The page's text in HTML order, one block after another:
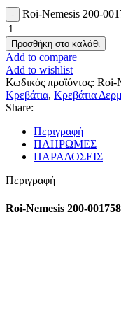
Roi-Nemesis 200-
Προσθήκη στο καλάθι
Add to compare
Add to wishlist
Κωδικός προϊόντος: Roi-
Κρεβάτια, Κρεβάτια
Share:
Περιγραφή
ΠΛΗΡΩΜΕΣ
ΠΑΡΑΔΟΣΕΙΣ
Περιγραφή
Roi-Nemesis 200-001758